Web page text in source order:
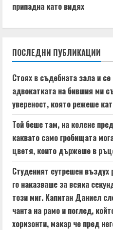
i
n
u
e
R
e
a
d
i
n
g
припадна като видях
ПОСЛЕДНИ ПУБЛИКАЦИИ
Стоях в съдебната зала и
адвокатката на бившия ми
увереност, която режеше
Той беше там, на колене
каквато само гробищата
цветя, които държеше в
Студеният сутрешен
го наказваше за всяка
този миг. Капитан Даниел
чанта на рамо и поглед,
хоризонти, макар че пред